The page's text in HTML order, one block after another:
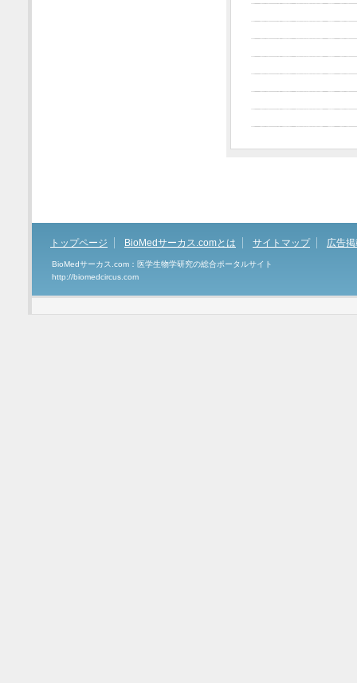
トップページ BioMedサーカス.comとは サイトマップ 広告
BioMedサーカス.com：医学生物学研究の総合ポータルサイト
http://biomedcircus.com